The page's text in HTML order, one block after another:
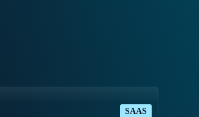
SAAS